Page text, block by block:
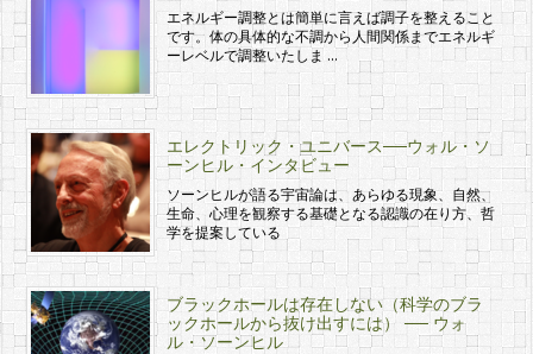
エネルギー調整とは簡単に言えば調子を整えること
です。体の具体的な不調から人間関係までエネルギ
ーレベルで調整いたしま …
エレクトリック・ユニバース──ウォル・ソ
ーンヒル・インタビュー
ソーンヒルが語る宇宙論は、あらゆる現象、自然、
生命、心理を観察する基礎となる認識の在り方、哲
学を提案している
ブラックホールは存在しない（科学のブラ
ックホールから抜け出すには） ── ウォ
ル・ソーンヒル